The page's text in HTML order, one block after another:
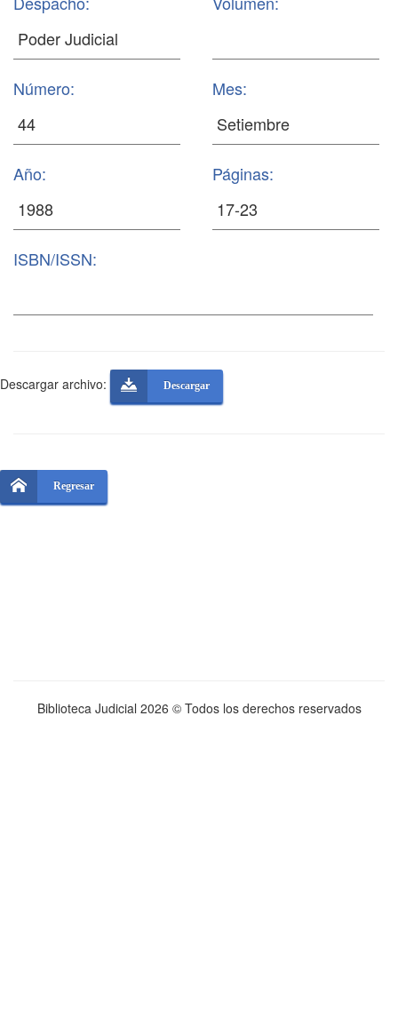
Número: Mes:
Año: Páginas:
ISBN/ISSN:
Descargar archivo: Descargar
Regresar
Biblioteca Judicial 2026 © Todos los derechos reservados